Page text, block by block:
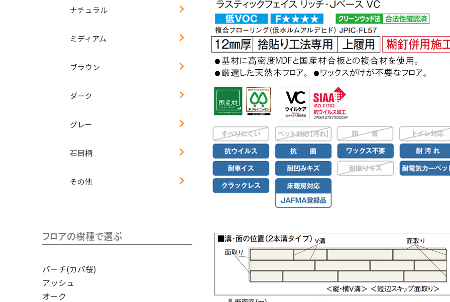
ナチュラル
ミディアム
ブラウン
ダーク
グレー
石目柄
その他
バーチ(カバ桜)
アッシュ
オーク